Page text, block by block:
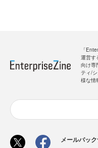
「
運営す
向け専
ティ/
様な情
メールバッ